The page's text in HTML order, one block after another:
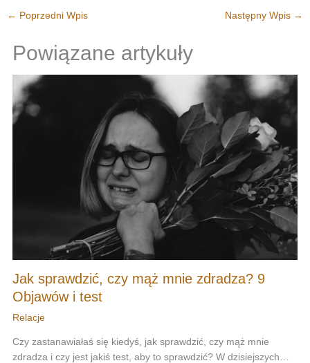
← Poprzedni Wpis Następny Wpis →
Powiązane artykuły
Jak sprawdzić, czy mąż mnie zdradza? 9
Objawów i test
Relacje
Czy zastanawiałaś się kiedyś, jak sprawdzić, czy mąż mnie
zdradza i czy jest jakiś test, aby to sprawdzić? W dzisiejszych…